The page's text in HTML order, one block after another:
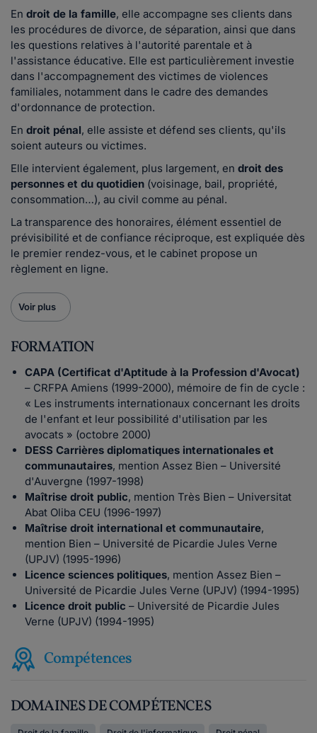
En droit de la famille, elle accompagne ses clients dans
les procédures de divorce, de séparation, ainsi que dans
les questions relatives à l'autorité parentale et à
l'assistance éducative. Elle est particulièrement investie
dans l'accompagnement des victimes de violences
familiales, notamment dans le cadre des demandes
d'ordonnance de protection.
En droit pénal, elle assiste et défend ses clients, qu'ils
soient auteurs ou victimes.
Elle intervient également, plus largement, en droit des
personnes et du quotidien (voisinage, bail, propriété,
consommation…), au civil comme au pénal.
La transparence des honoraires, élément essentiel de
prévisibilité et de confiance réciproque, est expliquée dès
le premier rendez-vous, et le cabinet propose un
règlement en ligne.
Voir plus
FORMATION
CAPA (Certificat d'Aptitude à la Profession d'Avocat)
– CRFPA Amiens (1999-2000), mémoire de fin de cycle :
« Les instruments internationaux concernant les droits
de l'enfant et leur possibilité d'utilisation par les
avocats » (octobre 2000)
DESS Carrières diplomatiques internationales et
communautaires, mention Assez Bien – Université
d'Auvergne (1997-1998)
Maîtrise droit public, mention Très Bien – Universitat
Abat Oliba CEU (1996-1997)
Maîtrise droit international et communautaire,
mention Bien – Université de Picardie Jules Verne
(UPJV) (1995-1996)
Licence sciences politiques, mention Assez Bien –
Université de Picardie Jules Verne (UPJV) (1994-1995)
Licence droit public – Université de Picardie Jules
Verne (UPJV) (1994-1995)
Compétences
DOMAINES DE COMPÉTENCES